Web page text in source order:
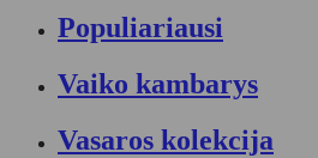
Populiariausi
Vaiko kambarys
Vasaros kolekcija